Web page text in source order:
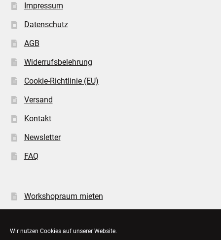
Wir nutzen Cookies auf unserer Website.
Impressum
Datenschutz
AGB
Widerrufsbelehrung
Cookie-Richtlinie (EU)
Versand
Kontakt
Newsletter
FAQ
Workshopraum mieten